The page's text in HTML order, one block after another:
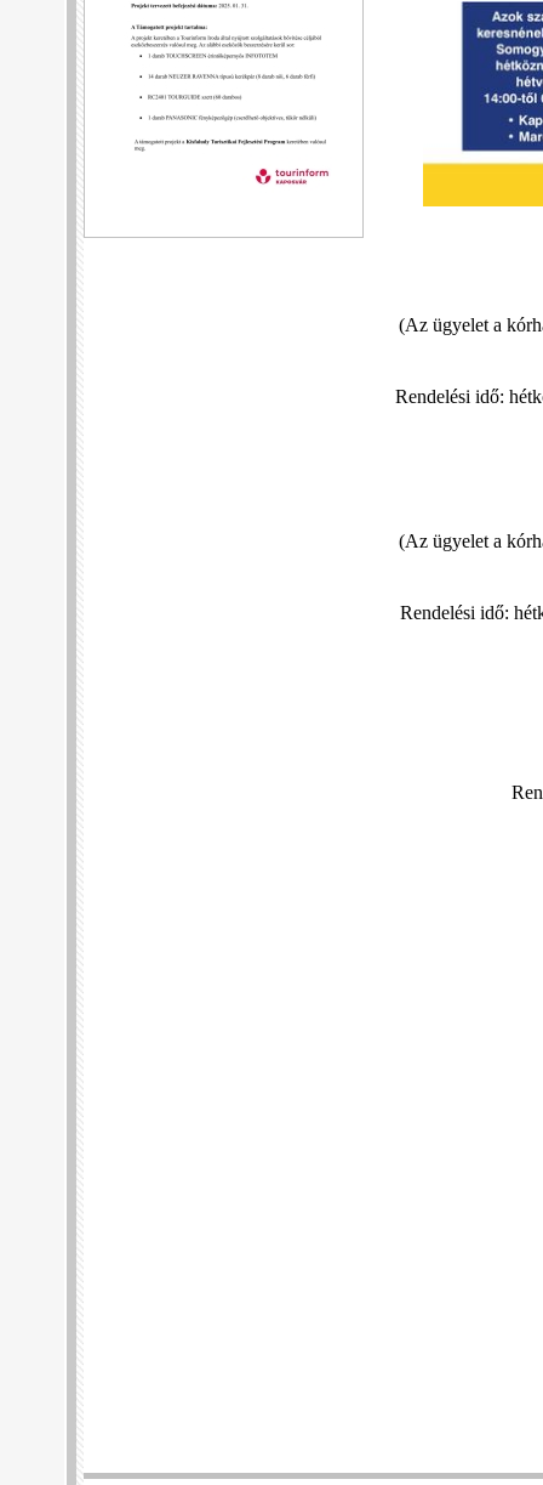
(Az ügyelet a
Rendelési idő:
(Az ügyelet a
Rendelési idő: